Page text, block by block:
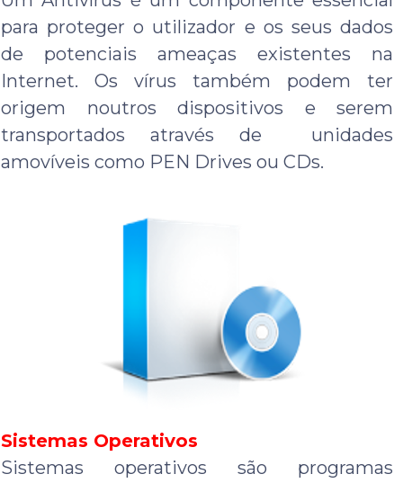
para proteger o utilizador e os seus dados
de potenciais ameaças existentes na
Internet. Os vírus também podem ter
origem noutros dispositivos e serem
transportados através de unidades
amovíveis como PEN Drives ou CDs.
Sistemas Operativos
Sistemas operativos são programas